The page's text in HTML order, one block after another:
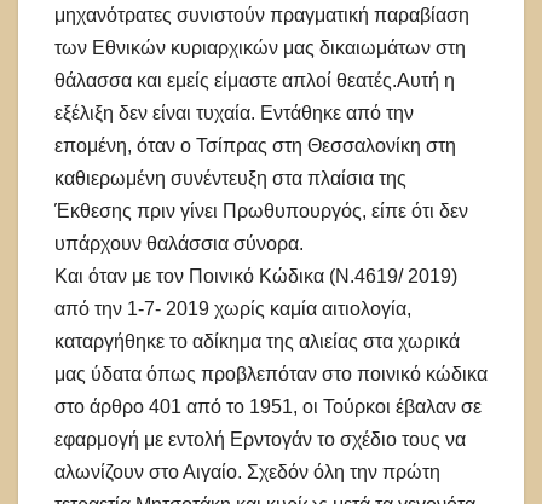
μηχανότρατες συνιστούν πραγματική παραβίαση
των Εθνικών κυριαρχικών μας δικαιωμάτων στη
θάλασσα και εμείς είμαστε απλοί θεατές.Αυτή η
εξέλιξη δεν είναι τυχαία. Εντάθηκε από την
επομένη, όταν ο Τσίπρας στη Θεσσαλονίκη στη
καθιερωμένη συνέντευξη στα πλαίσια της
Έκθεσης πριν γίνει Πρωθυπουργός, είπε ότι δεν
υπάρχουν θαλάσσια σύνορα.
Και όταν με τον Ποινικό Κώδικα (Ν.4619/ 2019)
από την 1-7- 2019 χωρίς καμία αιτιολογία,
καταργήθηκε το αδίκημα της αλιείας στα χωρικά
μας ύδατα όπως προβλεπόταν στο ποινικό κώδικα
στο άρθρο 401 από το 1951, οι Τούρκοι έβαλαν σε
εφαρμογή με εντολή Ερντογάν το σχέδιο τους να
αλωνίζουν στο Αιγαίο. Σχεδόν όλη την πρώτη